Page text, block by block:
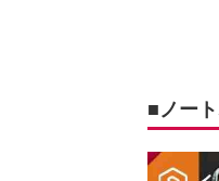
■ノー